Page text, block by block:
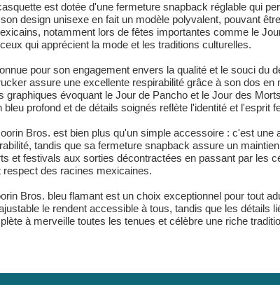
est dotée d'une fermeture snapback réglable qui
design unisexe en fait un modèle polyvalent, pouvant
notamment lors de fêtes importantes comme le
qui apprécient la mode et les traditions culturelles.
pour son engagement envers la qualité et le souci
assure une excellente respirabilité grâce à son dos
graphiques évoquant le Jour de Pancho et le Jour des
profond et de détails soignés reflète l'identité et l'esprit
Bros. est bien plus qu'un simple accessoire : c'est
tandis que sa fermeture snapback assure un
et festivals aux sorties décontractées en passant par les
des racines mexicaines.
Bros. bleu flamant est un choix exceptionnel pour tout
le rendent accessible à tous, tandis que les
à merveille toutes les tenues et célèbre une riche